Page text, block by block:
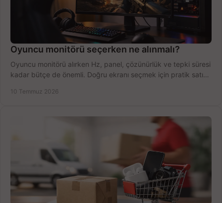
Oyuncu monitörü seçerken ne alınmalı?
Oyuncu monitörü alırken Hz, panel, çözünürlük ve tepki süresi
kadar bütçe de önemli. Doğru ekranı seçmek için pratik satın
10 Temmuz 2026